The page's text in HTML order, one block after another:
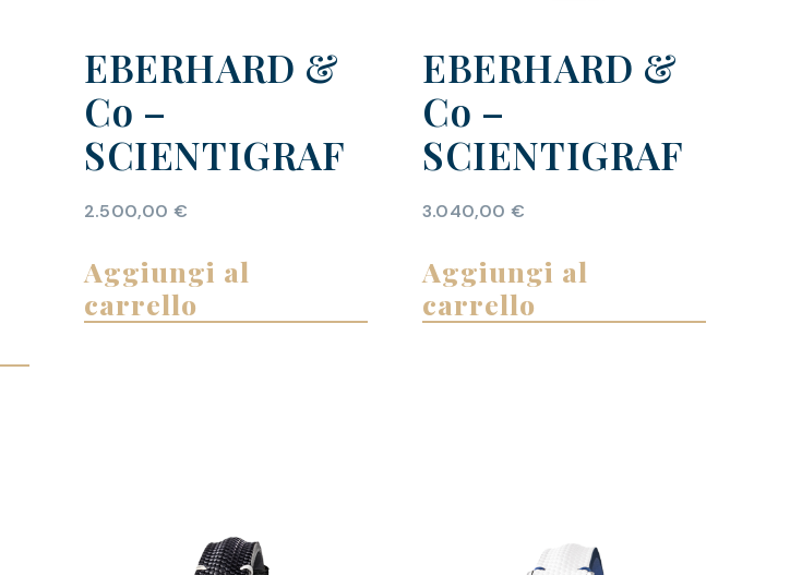
EBERHARD &
Co –
SCIENTIGRAF
2.500,00 €
Aggiungi al
carrello
EBERHARD &
Co –
SCIENTIGRAF
3.040,00 €
Aggiungi al
carrello